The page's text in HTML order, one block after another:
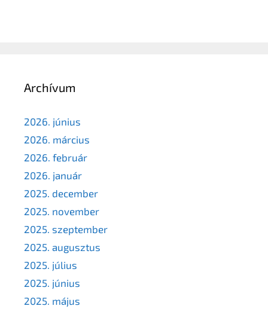
Archívum
2026. június
2026. március
2026. február
2026. január
2025. december
2025. november
2025. szeptember
2025. augusztus
2025. július
2025. június
2025. május